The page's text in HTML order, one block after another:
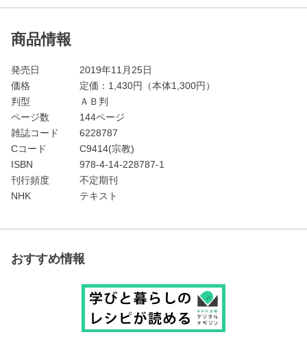
商品情報
発売日
2019年11月25日
価格
定価： 1,430円（本体1,300円）
判型
ＡＢ判
ページ数
144ページ
雑誌コード
6228787
Cコード
C9414(宗教)
ISBN
978-4-14-228787-1
刊行頻度
不定期刊
NHK
テキスト
おすすめ情報